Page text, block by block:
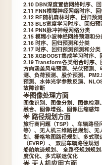
2.10 DBN深度置信网络时序、
2.11 FNN模糊神经网络时序、
2.12 RF随机森林时序、回归预
2.13 BLS宽度学习时序、回归预
2.14 PNN脉冲神经网络分类
2.15 模糊小波神经网络预测和分
2.16 时序、回归预测和分类
2.17 时序、回归预测预测和分类
2.18 XGBOOST集成学习时序
2.19 Transform各类组合时序、
方向涵盖风电预测、光伏预测
测、负荷预测、股价预测、
预测、水体光学参数反演、
故障诊断
🌟图像处理方面
图像识别、图像分割、图像检
融合、图像增强、图像压缩感知
🌟 路径规划方面
旅行商问题（TSP）、车辆路径
等）、无人机三维路径规划、
划、栅格地图路径规划、多式
（EVRP）、 双层车辆路径规
船舶航迹规划、 全路径规划规
度优化、多式联运优化